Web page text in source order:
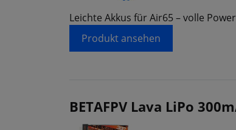
Leichte Akkus für Air65 – volle
Produkt ansehen
BETAFPV Lava LiPo